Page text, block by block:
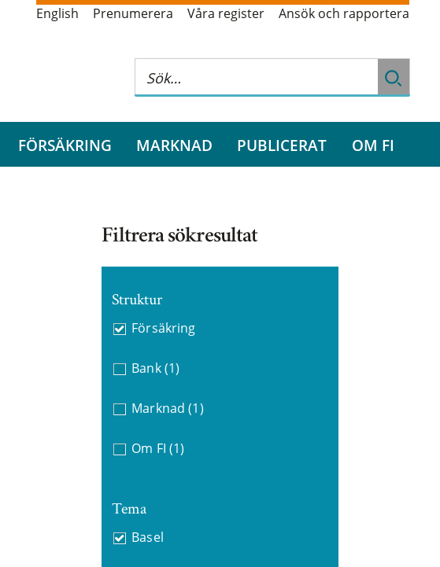
English Prenumerera Våra register Ansök och rapportera
FÖRSÄKRING MARKNAD PUBLICERAT OM FI
Filtrera sökresultat
Struktur
Försäkring
Bank (1)
Marknad (1)
Om FI (1)
Tema
Basel